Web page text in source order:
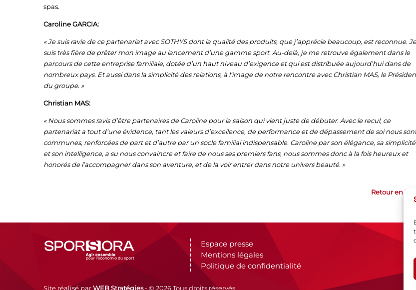
spas.
Caroline GARCIA:
« Je suis ravie de ce partenariat avec SOTHYS dont la qualité des produits, que j’apprécie beaucoup, est reconnue. Je
suis très fière de prêter mon image au lancement d’une gamme sport. Au-delà, je me retrouve également dans le
parcours de cette entreprise familiale, dotée d’un haut niveau d’exigence et qui est distribuée aujourd’hui dans de
nombreux pays. Et aussi dans la simplicité des relations, à l’image de notre rencontre avec Christian MAS, le
du groupe. »
Christian MAS:
« Nous sommes ravis d’être partenaires de Caroline pour la saison qui vient juste de débuter. Avec le recul, ce
partenariat a tout d’une évidence, tant les valeurs d’excellence, de performance et de dépassement de soi nous
communes, renforcées de part et d’autre par un socle familial indispensable. Caroline par son élégance, sa simplicité
et son intelligence, a su nous convaincre et faire de nous ses premiers fans, nous sommes donc à la fois heureux et
honorés de l’accompagner dans son aventure, et de la voir entrer dans notre univers beauté. »
Retour en haut
Espace presse
Mentions légales
Politique de confidentialité
Site réalisé parWEB Stratégies- © 2026 Tous droits réservés.